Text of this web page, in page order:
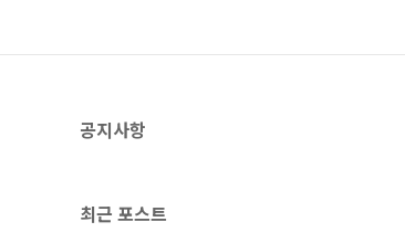
공지사항
최근 포스트